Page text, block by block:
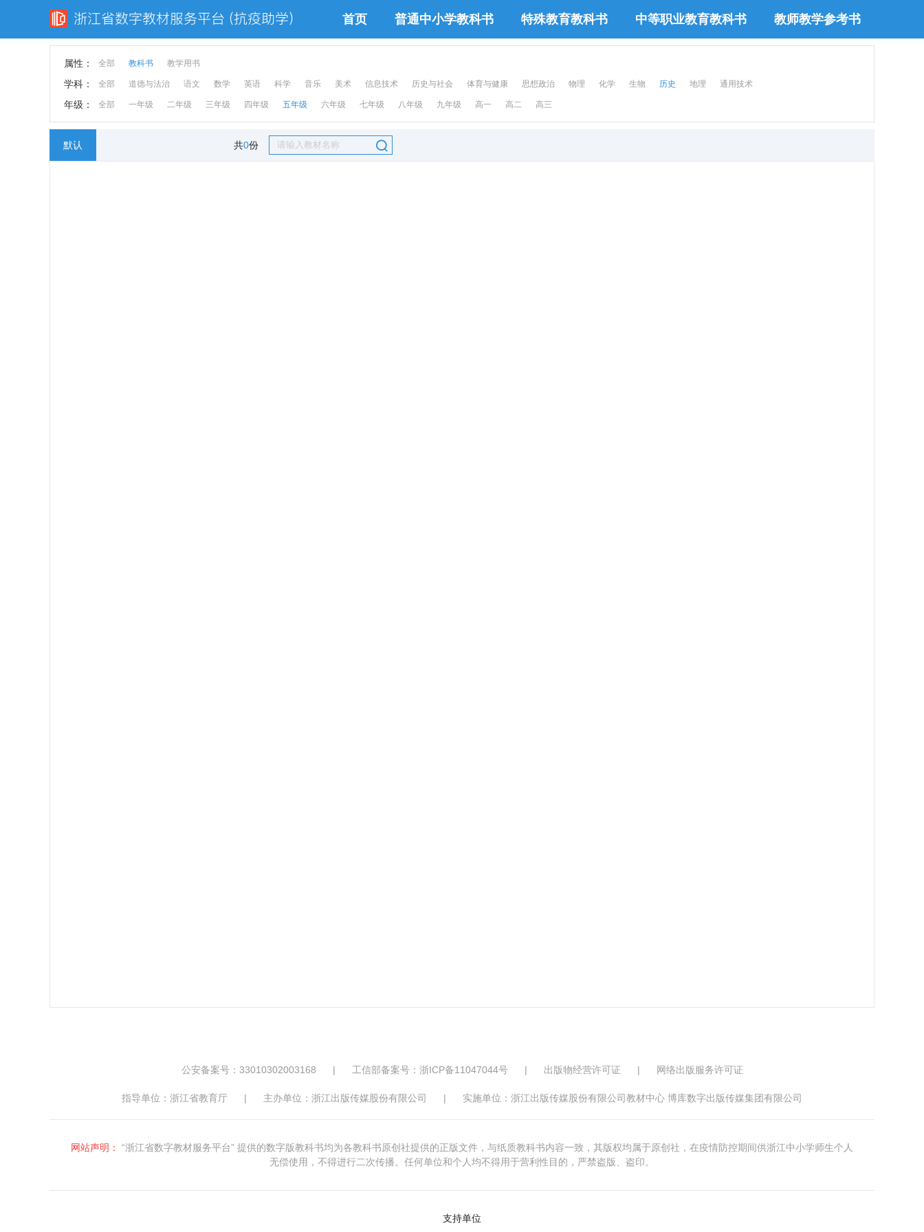
首页 普通中小学教科书 特殊教育教科书 中等职业教育教科书 教师教学参考书
属性： 全部 教科书 教学用书
学科： 全部 道德与法治 语文 数学 英语 科学 音乐 美术 信息技术 历史与社会 体育与健康 思想政治 物理 化学 生物 历史 地理 通用技术
年级： 全部 一年级 二年级 三年级 四年级 五年级 六年级 七年级 八年级 九年级 高一 高二 高三
默认 共0份 
公安备案号：33010302003168 | 工信部备案号：浙ICP备11047044号 | 出版物经营许可证 | 网络出版服务许可证
指导单位：浙江省教育厅 | 主办单位：浙江出版传媒股份有限公司 | 实施单位：浙江出版传媒股份有限公司教材中心 博库数字出版传媒集团有限公司
网站声明：
“浙江省数字教材服务平台” 提供的数字版教科书均为各教科书原创社提供的正版文件，与纸质教科书内容一致，其版权均属于原创社，在疫情防控期间供浙江中小学师生个人
无偿使用，不得进行二次传播。任何单位和个人均不得用于营利性目的，严禁盗版、盗印。
支持单位